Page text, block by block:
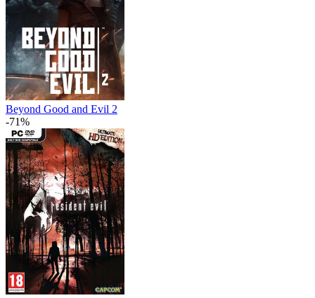
Beyond Good and Evil 2
-71%